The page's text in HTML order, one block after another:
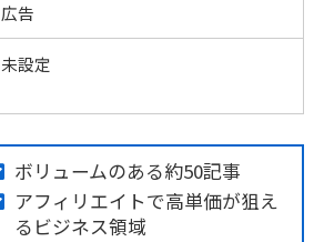
広告
未設定
ボリュームのある約50記事
アフィリエイトで高単価が狙え
るビジネス領域